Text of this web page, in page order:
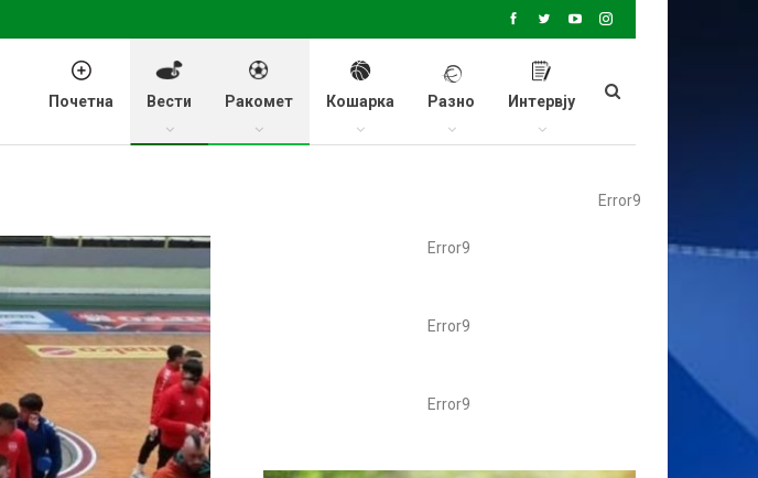
Почетна Вести Ракомет Кошарка Разно Интервју
Error9
Error9
Error9
Error9